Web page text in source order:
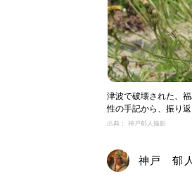
津波で破壊された、
性の手記から、振り返
出典： 神戸郁人撮影
神戸 郁人